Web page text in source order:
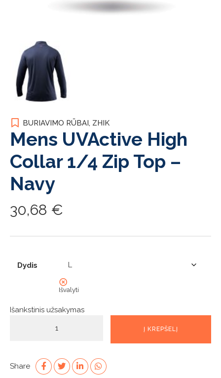
BURIAVIMO RŪBAI, ZHIK
Mens UVActive High
Collar 1/4 Zip Top –
Navy
30,68 €
Dydis
Išvalyti
Išankstinis užsakymas
High
Į KREPŠELĮ
Share